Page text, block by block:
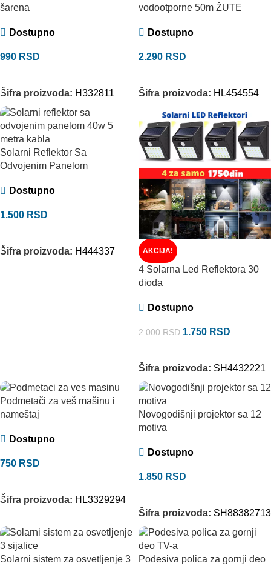
šarena
Dostupno
990 RSD
Šifra proizvoda: H332811
vodootporne 50m ŽUTE
Dostupno
2.290 RSD
Šifra proizvoda: HL454554
Solarni Reflektor Sa
Odvojenim Panelom
Dostupno
1.500 RSD
Šifra proizvoda: H444337 AKCIJA!
4 Solarna Led Reflektora 30
dioda
Dostupno
2.000RSD 1.750 RSD
Šifra proizvoda: SH4432221
Podmetači za veš mašinu i
nameštaj
Dostupno
750 RSD
Šifra proizvoda: HL3329294
Novogodišnji projektor sa 12
motiva
Dostupno
1.850 RSD
Šifra proizvoda: SH88382713
Solarni sistem za osvetljenje 3
Podesiva polica za gornji deo